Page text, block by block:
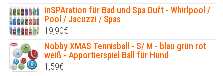
inSPAration für Bad und Spa Duft - Whirlpool /
Pool / Jacuzzi / Spas
19,90€
Nobby XMAS Tennisball - S/ M - blau grün rot
weiß - Apportierspiel Ball für Hund
1,59€